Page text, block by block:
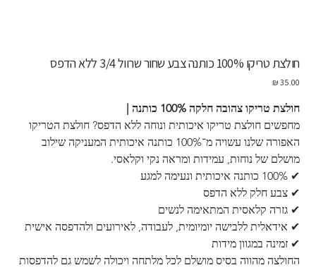
חולצת טריקו 100% כותנה צבע שחור שרוול 3/4 ללא הדפס
מחיר
חולצת טריקו צהובה חלקה 100% כותנה |
מחפשים חולצת טריקו איכותית ונוחה ללא הדפס? חולצת הטריקו
האפורה שלנו עשויה מ־100% כותנה איכותית המעניקה שילוב
מושלם של נוחות, עמידות ומראה נקי וקלאסי.
✔ 100% כותנה איכותית ונעימה למגע
✔ צבע חלק ללא הדפס
✔ גזרה קלאסית המתאימה לנשים
✔ אידאלית ללבישה יומיומית, לעבודה, לאירועים ולהדפסה אישית
✔ זמינה במגוון מידות
החולצה מהווה בסיס מושלם לכל מלתחה ויכולה לשמש גם להדפסות